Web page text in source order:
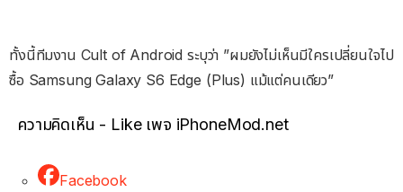
ทั้งนี้ทีมงาน Cult of Android ระบุว่า ​”ผมยังไม่เห็นมีใครเปลี่ยนใจไป
ซื้อ Samsung Galaxy S6 Edge (Plus) แม้แต่คนเดียว”
ความคิดเห็น - Like เพจ iPhoneMod.net
Facebook